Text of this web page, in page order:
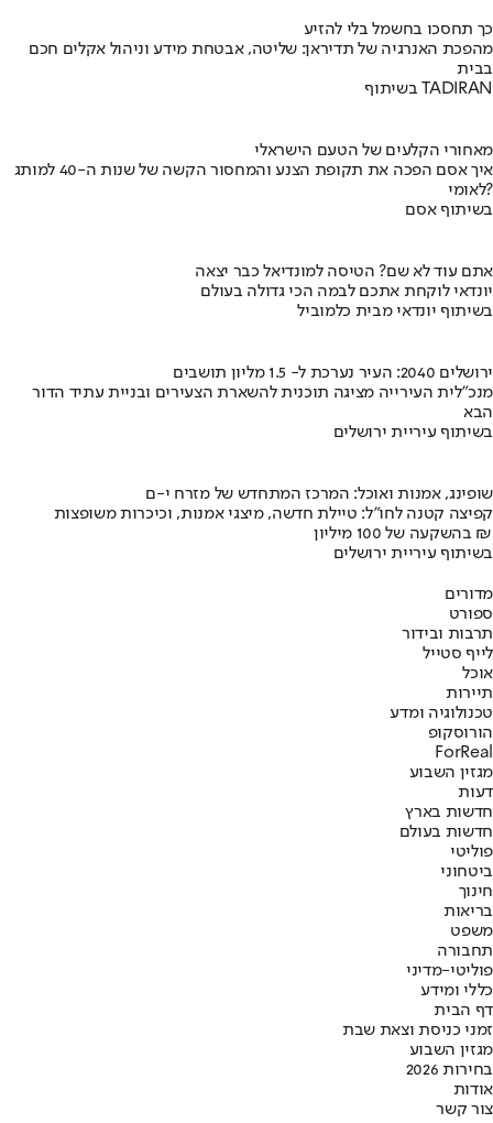
כך תחסכו בחשמל בלי להזיע
מהפכת האנרגיה של תדיראן: שליטה, אבטחת מידע וניהול אקלים חכם
בבית
בשיתוף TADIRAN
מאחורי הקלעים של הטעם הישראלי
איך אסם הפכה את תקופת הצנע והמחסור הקשה של שנות ה-40 למותג
לאומי?
בשיתוף אסם
אתם עוד לא שם? הטיסה למונדיאל כבר יצאה
יונדאי לוקחת אתכם לבמה הכי גדולה בעולם
בשיתוף יונדאי מבית כלמוביל
ירושלים 2040: העיר נערכת ל- 1.5 מליון תושבים
מנכ"לית העירייה מציגה תוכנית להשארת הצעירים ובניית עתיד הדור
הבא
בשיתוף עיריית ירושלים
שופינג, אמנות ואוכל: המרכז המתחדש של מזרח י-ם
קפיצה קטנה לחו"ל: טיילת חדשה, מיצגי אמנות, וכיכרות משופצות
בהשקעה של 100 מיליון ₪
בשיתוף עיריית ירושלים
מדורים
ספורט
תרבות ובידור
לייף סטייל
אוכל
תיירות
טכנולוגיה ומדע
הורוסקופ
ForReal
מגזין השבוע
דעות
חדשות בארץ
חדשות בעולם
פוליטי
ביטחוני
חינוך
בריאות
משפט
תחבורה
פוליטי-מדיני
כללי ומידע
דף הבית
זמני כניסת וצאת שבת
מגזין השבוע
בחירות 2026
אודות
צור קשר